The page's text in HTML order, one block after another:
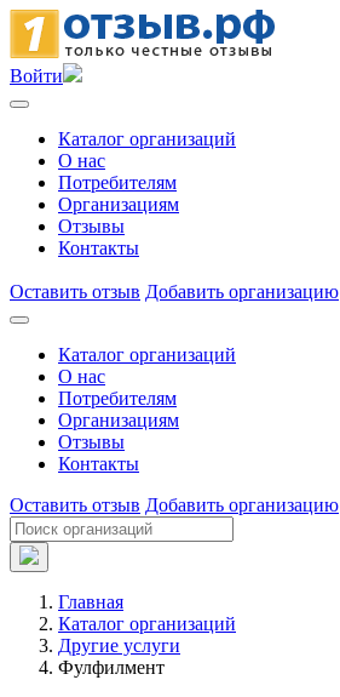
Войти
Каталог организаций
О нас
Потребителям
Организациям
Отзывы
Контакты
Оставить отзыв Добавить организацию
Каталог организаций
О нас
Потребителям
Организациям
Отзывы
Контакты
Оставить отзыв Добавить организацию
Главная
Каталог организаций
Другие услуги
Фулфилмент